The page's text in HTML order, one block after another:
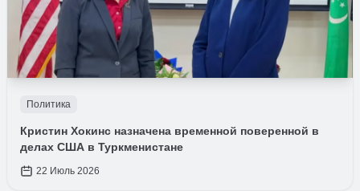
Политика
Кристин Хокинс назначена временной поверенной в
делах США в Туркменистане
22 Июль 2026